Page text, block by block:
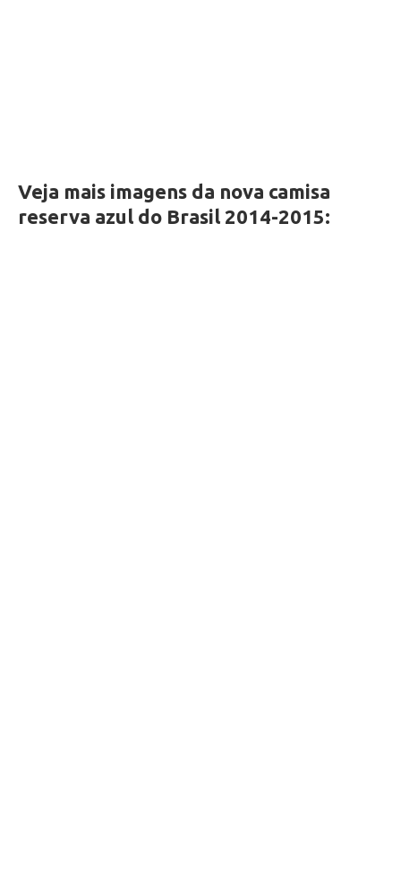
Veja mais imagens da nova camisa
reserva azul do Brasil 2014-2015: